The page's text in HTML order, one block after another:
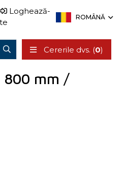
Loghează-
te
ROMÂNĂ
Cererile dvs. (0)
800 mm /